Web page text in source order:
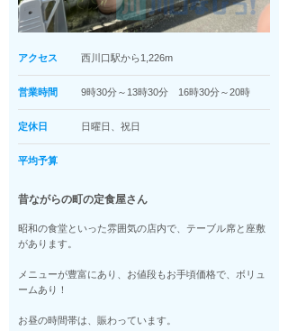
アクセス 西川口駅から1,226m
営業時間 9時30分～13時30分 16時30分～20時
定休日 日曜日、祝日
平均予算
昔ながらの町の定食屋さん
昭和の食堂といった雰囲気の店内で、テーブル席と座敷
があります。
メニューが豊富にあり、お値段もお手頃価格で、ボリュ
ームあり！
お昼の時間帯は、賑わっています。